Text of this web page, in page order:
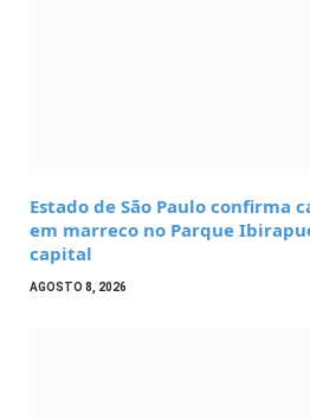
Estado de São Paulo confirma
em marreco no Parque
capital
AGOSTO 8, 2026